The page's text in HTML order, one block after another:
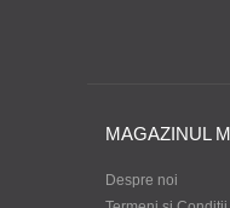
MAGAZINUL
Despre noi